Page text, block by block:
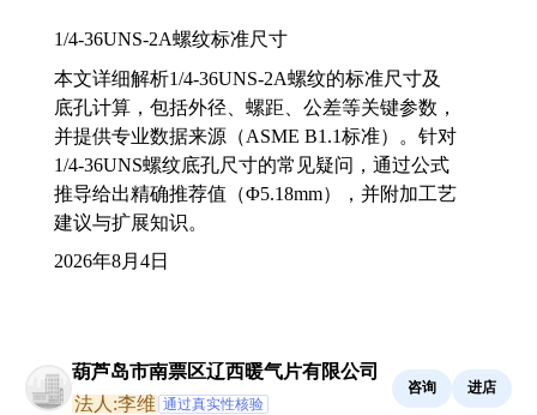
1/4-36UNS-2A螺纹标准尺寸
本文详细解析1/4-36UNS-2A螺纹的标准尺寸及
底孔计算，包括外径、螺距、公差等关键参数，
并提供专业数据来源（ASME B1.1标准）。针对
1/4-36UNS螺纹底孔尺寸的常见疑问，通过公式
推导给出精确推荐值（Φ5.18mm），并附加工艺
建议与扩展知识。
2026年8月4日
葫芦岛市南票区辽西暖气片有限公司
法人:李维 通过真实性核验
咨询 进店